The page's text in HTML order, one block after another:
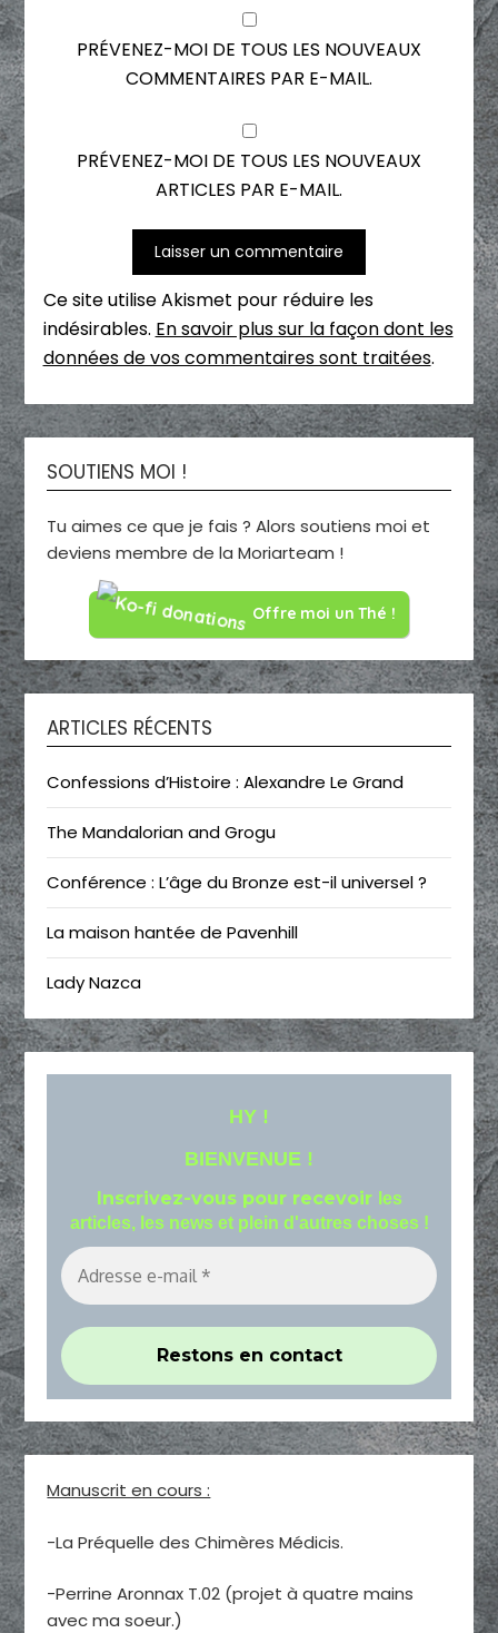
PRÉVENEZ-MOI DE TOUS LES NOUVEAUX
COMMENTAIRES PAR E-MAIL.
PRÉVENEZ-MOI DE TOUS LES NOUVEAUX
ARTICLES PAR E-MAIL.
Ce site utilise Akismet pour réduire les
indésirables. En savoir plus sur la façon dont les
données de vos commentaires sont traitées.
SOUTIENS MOI !
Tu aimes ce que je fais ? Alors soutiens moi et
deviens membre de la Moriarteam !
Offre moi un Thé !
ARTICLES RÉCENTS
Confessions d’Histoire : Alexandre Le Grand
The Mandalorian and Grogu
Conférence : L’âge du Bronze est-il universel ?
La maison hantée de Pavenhill
Lady Nazca
HY !
BIENVENUE !
Inscrivez-vous pour recevoir les
articles, les news et plein d'autres choses !
Manuscrit en cours :
-La Préquelle des Chimères Médicis.
-Perrine Aronnax T.02 (projet à quatre mains
avec ma soeur.)